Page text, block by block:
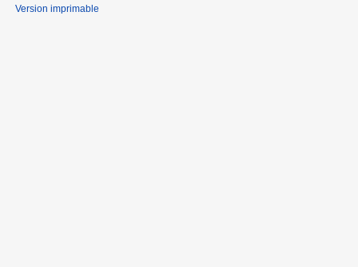
Version imprimable